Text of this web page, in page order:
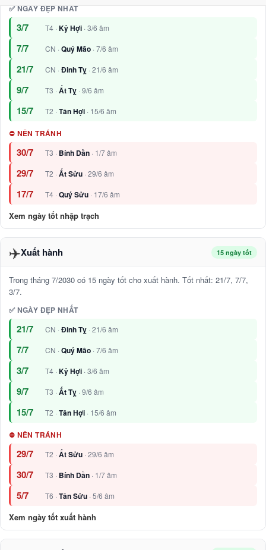
✅ NGÀY ĐẸP NHẤT
3/7 T4 · Kỷ Hợi · 3/6 âm
7/7 CN · Quý Mão · 7/6 âm
21/7 CN · Đinh Tỵ · 21/6 âm
9/7 T3 · Ất Tỵ · 9/6 âm
15/7 T2 · Tân Hợi · 15/6 âm
⛔ NÊN TRÁNH
30/7 T3 · Bính Dần · 1/7 âm
29/7 T2 ·Ất Sửu · 29/6 âm
17/7 T4 ·Quý Sửu · 17/6 âm
Xem ngày tốt nhập trạch
✈️Xuất hành 15 ngày tốt
Trong tháng 7/2030 có 15 ngày tốt cho xuất hành. Tốt nhất: 21/7, 7/7,
3/7.
✅ NGÀY ĐẸP NHẤT
21/7 CN · Đinh Tỵ · 21/6 âm
7/7 CN · Quý Mão · 7/6 âm
3/7 T4 · Kỷ Hợi · 3/6 âm
9/7 T3 · Ất Tỵ · 9/6 âm
15/7 T2 · Tân Hợi · 15/6 âm
⛔ NÊN TRÁNH
29/7 T2 ·Ất Sửu · 29/6 âm
30/7 T3 · Bính Dần · 1/7 âm
5/7 T6 ·Tân Sửu · 5/6 âm
Xem ngày tốt xuất hành